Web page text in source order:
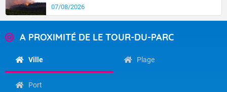
07/08/2026
A PROXIMITÉ DE LE TOUR-DU-PARC
Ville Plage
Port